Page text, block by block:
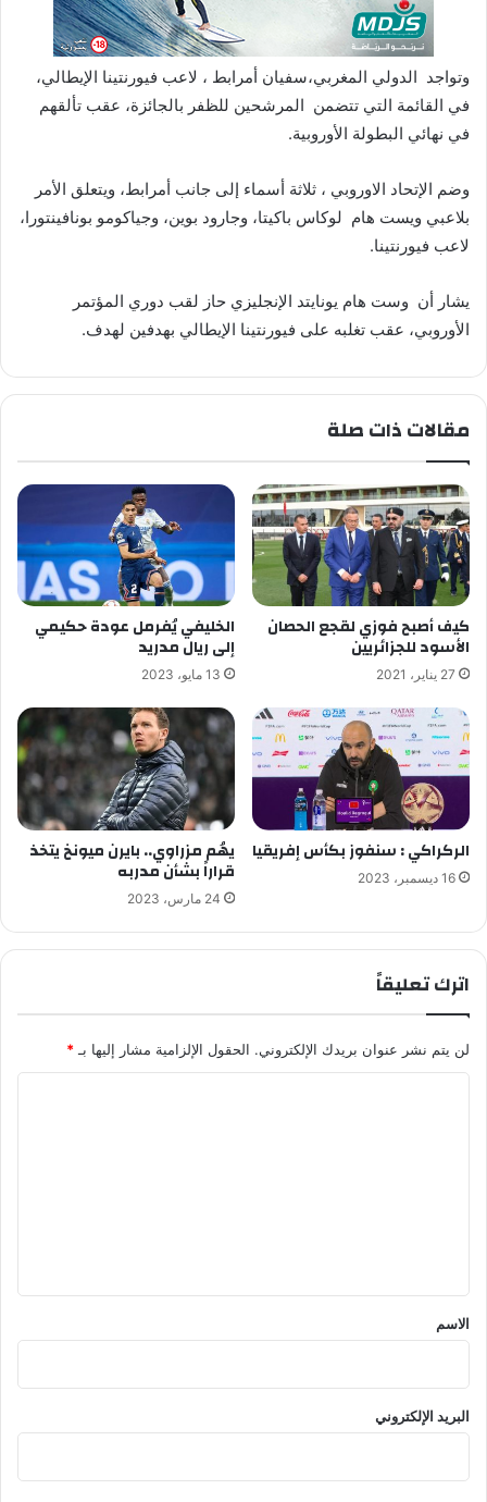
وتواجد الدولي المغربي،سفيان أمرابط ، لاعب فيورنتينا الإيطالي،
في القائمة التي تتضمن المرشحين للظفر بالجائزة، عقب تألقهم
في نهائي البطولة الأوروبية.
وضم الإتحاد الاوروبي ، ثلاثة أسماء إلى جانب أمرابط، ويتعلق الأمر
بلاعبي ويست هام لوكاس باكيتا، وجارود بوين، وجياكومو بونافينتورا،
لاعب فيورنتينا.
يشار أن وست هام يونايتد الإنجليزي حاز لقب دوري المؤتمر
الأوروبي، عقب تغلبه على فيورنتينا الإيطالي بهدفين لهدف.
مقالات ذات صلة
كيف أصبح فوزي لقجع الحصان
الأسود للجزائريين
27 يناير، 2021
الخليفي يُفرمل عودة حكيمي
إلى ريال مدريد
13 مايو، 2023
الركراكي : سنفوز بكأس إفريقيا
16 ديسمبر، 2023
يهُم مزراوي.. بايرن ميونخ يتخذ
قراراً بشأن مدربه
24 مارس، 2023
اترك تعليقاً
لن يتم نشر عنوان بريدك الإلكتروني. الحقول الإلزامية مشار إليها بـ*
*
الاسم
البريد الإلكتروني